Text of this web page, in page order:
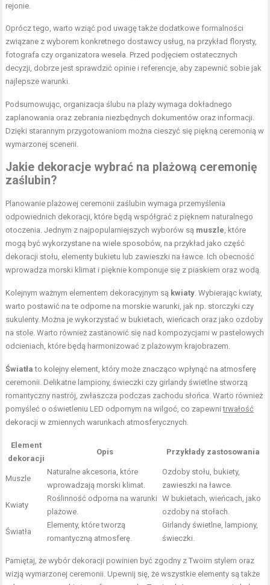
rejonie.
Oprócz tego, warto wziąć pod uwagę także dodatkowe formalności
związane z wyborem konkretnego dostawcy usług, na przykład florysty,
fotografa czy organizatora wesela. Przed podjęciem ostatecznych
decyzji, dobrze jest sprawdzić opinie i referencje, aby zapewnić sobie jak
najlepsze warunki.
Podsumowując, organizacja ślubu na plaży wymaga dokładnego
zaplanowania oraz zebrania niezbędnych dokumentów oraz informacji.
Dzięki starannym przygotowaniom można cieszyć się piękną ceremonią w
wymarzonej scenerii.
Jakie dekoracje wybrać na plażową ceremonię
zaślubin?
Planowanie plażowej ceremonii zaślubin wymaga przemyślenia
odpowiednich dekoracji, które będą współgrać z pięknem naturalnego
otoczenia. Jednym z najpopularniejszych wyborów są muszle , które
mogą być wykorzystane na wiele sposobów, na przykład jako część
dekoracji stołu, elementy bukietu lub zawieszki na ławce. Ich obecność
wprowadza morski klimat i pięknie komponuje się z piaskiem oraz wodą.
Kolejnym ważnym elementem dekoracyjnym są kwiaty . Wybierając kwiaty,
warto postawić na te odporne na morskie warunki, jak np. storczyki czy
sukulenty. Można je wykorzystać w bukietach, wieńcach oraz jako ozdoby
na stole. Warto również zastanowić się nad kompozycjami w pastelowych
odcieniach, które będą harmonizować z plażowym krajobrazem.
Światła to kolejny element, który może znacząco wpłynąć na atmosferę
ceremonii. Delikatne lampiony, świeczki czy girlandy świetlne stworzą
romantyczny nastrój, zwłaszcza podczas zachodu słońca. Warto również
pomyśleć o oświetleniu LED odpornym na wilgoć, co zapewnitrwałość
dekoracji w zmiennych warunkach atmosferycznych.
Element
dekoracji
Opis Przykłady zastosowania
Muszle
Naturalne akcesoria, które
wprowadzają morski klimat.
Ozdoby stołu, bukiety,
zawieszki na ławce.
Kwiaty
Roślinność odporna na warunki
plażowe.
W bukietach, wieńcach, jako
ozdoby na stołach.
Światła
Elementy, które tworzą
romantyczną atmosferę.
Girlandy świetlne, lampiony,
świeczki.
Pamiętaj, że wybór dekoracji powinien być zgodny z Twoim stylem oraz
wizją wymarzonej ceremonii. Upewnij się, że wszystkie elementy są także